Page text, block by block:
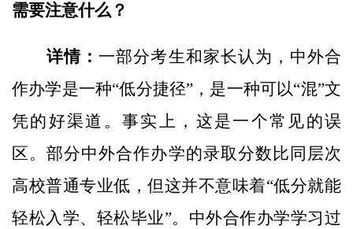
需要注意什么？
详情： 一部分考生和家长认为，中外合
作办学是一种“低分捷径”，是一种可以“混”文
凭的好渠道。事实上，这是一个常见的误
区。部分中外合作办学的录取分数比同层次
高校普通专业低，但这并不意味着“低分就能
轻松入学、轻松毕业”。中外合作办学学习过